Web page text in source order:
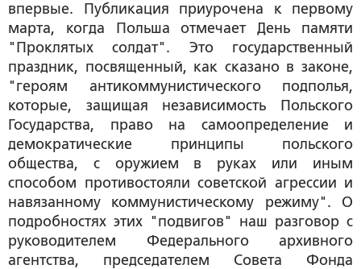
впервые. Публикация приурочена к первому
марта, когда Польша отмечает День памяти
"Проклятых солдат". Это государственный
праздник, посвященный, как сказано в законе,
"героям антикоммунистического подполья,
которые, защищая независимость Польского
Государства, право на самоопределение и
демократические принципы польского
общества, с оружием в руках или иным
способом противостояли советской агрессии и
навязанному коммунистическому режиму". О
подробностях этих "подвигов" наш разговор с
руководителем Федерального архивного
агентства, председателем Совета Фонда